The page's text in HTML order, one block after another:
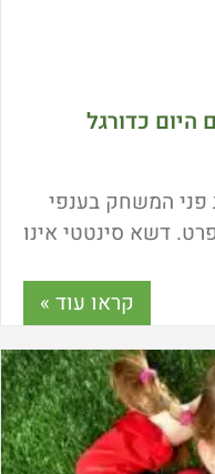
כדורגל
המשחק בענפי
דשא סינטטי אינו
על כדורגל ודשא
קראו עוד »